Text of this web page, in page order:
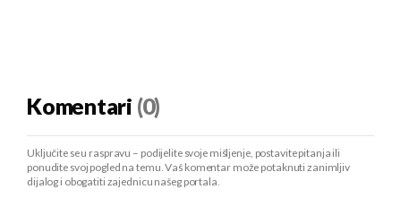
Komentari (0)
Uključite se u raspravu – podijelite svoje mišljenje, postavite pitanja ili
ponudite svoj pogled na temu. Vaš komentar može potaknuti zanimljiv
dijalog i obogatiti zajednicu našeg portala.